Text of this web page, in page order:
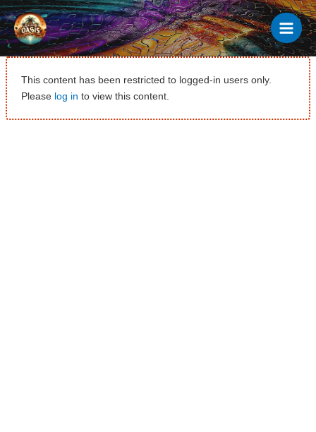
Ir
al
contenido
This content has been restricted to logged-in users only.
Please log in to view this content.